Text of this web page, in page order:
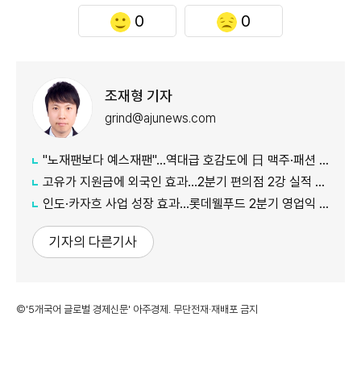
0 0
조재형 기자
grind@ajunews.com
"노재팬보다 예스재팬"…역대급 호감도에 日 맥주·패션 '날개'
고유가 지원금에 외국인 효과…2분기 편의점 2강 실적 날았다
인도·카자흐 사업 성장 효과…롯데웰푸드 2분기 영업익 89%↑
기자의 다른기사
©'5개국어 글로벌 경제신문' 아주경제. 무단전재·재배포 금지